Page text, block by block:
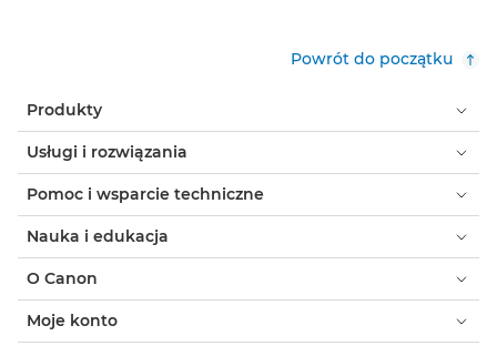
Powrót do początku
Produkty
Usługi i rozwiązania
Pomoc i wsparcie techniczne
Nauka i edukacja
O Canon
Moje konto